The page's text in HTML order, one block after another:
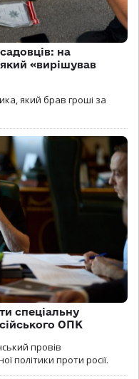
на
«вирішував
який брав гроші за
спеціальну
ОПК
провів
політики проти росії.